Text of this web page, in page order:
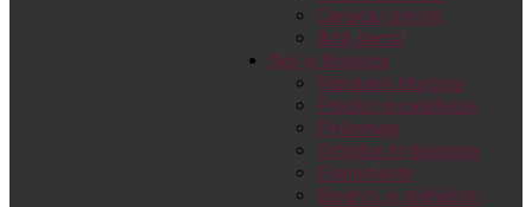
Cenaclu creștin
Artă sacră
Noi și Biserica
Rânduieli liturgice
Predici și cateheze
Pelerinaje
Ortodox în diaspora
Evenimente
Biserici și mănăstiri